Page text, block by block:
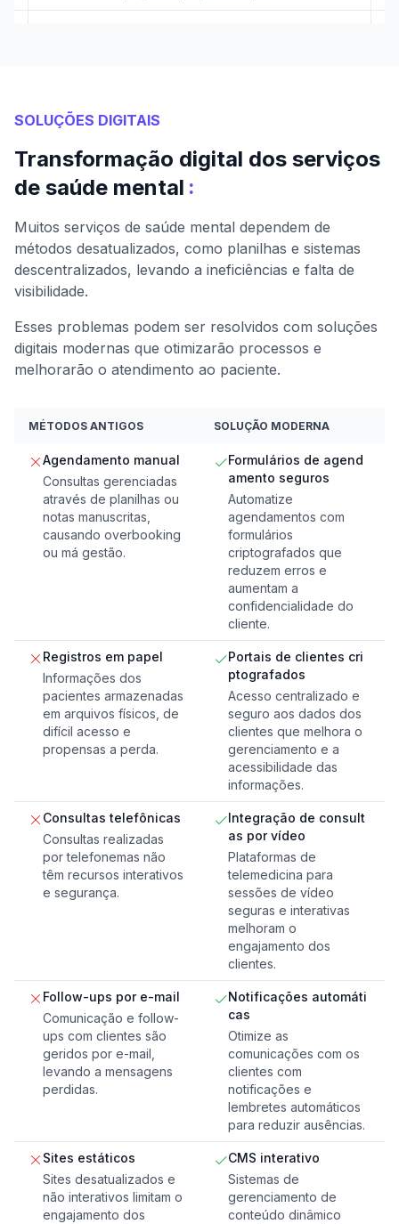
SOLUÇÕES DIGITAIS
Transformação digital dos serviços
de saúde mental :
Muitos serviços de saúde mental dependem de
métodos desatualizados, como planilhas e sistemas
descentralizados, levando a ineficiências e falta de
visibilidade.
Esses problemas podem ser resolvidos com soluções
digitais modernas que otimizarão processos e
melhorarão o atendimento ao paciente.
MÉTODOS ANTIGOS SOLUÇÃO MODERNA
Agendamento manual
Consultas gerenciadas
através de planilhas ou
notas manuscritas,
causando overbooking
ou má gestão.
Formulários de agend
amento seguros
Automatize
agendamentos com
formulários
criptografados que
reduzem erros e
aumentam a
confidencialidade do
cliente.
Registros em papel
Informações dos
pacientes armazenadas
em arquivos físicos, de
difícil acesso e
propensas a perda.
Portais de clientes cri
ptografados
Acesso centralizado e
seguro aos dados dos
clientes que melhora o
gerenciamento e a
acessibilidade das
informações.
Consultas telefônicas
Consultas realizadas
por telefonemas não
têm recursos interativos
e segurança.
Integração de consult
as por vídeo
Plataformas de
telemedicina para
sessões de vídeo
seguras e interativas
melhoram o
engajamento dos
clientes.
Follow-ups por e-mail
Comunicação e follow-
ups com clientes são
geridos por e-mail,
levando a mensagens
perdidas.
Notificações automáti
cas
Otimize as
comunicações com os
clientes com
notificações e
lembretes automáticos
para reduzir ausências.
Sites estáticos
Sites desatualizados e
não interativos limitam o
engajamento dos
CMS interativo
Sistemas de
gerenciamento de
conteúdo dinâmico